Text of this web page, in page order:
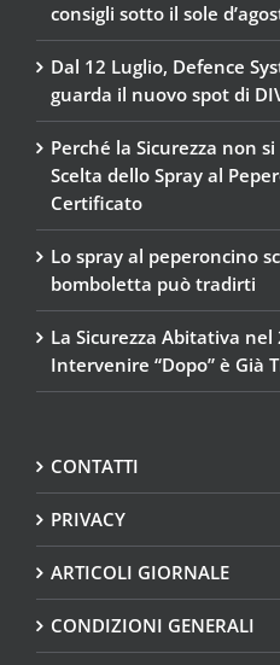
consigli sotto il sole
Dal 12 Luglio, Defence
guarda il nuovo spot di
Perché la Sicurezza non
Scelta dello Spray al
Certificato
Lo spray al peperoncino
bomboletta può tradirti
La Sicurezza Abitativa nel
Intervenire “Dopo” è Già
CONTATTI
PRIVACY
ARTICOLI GIORNALE
CONDIZIONI GENERALI